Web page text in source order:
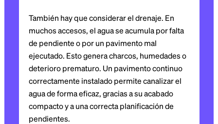
También hay que considerar el drenaje. En
muchos accesos, el agua se acumula por falta
de pendiente o por un pavimento mal
ejecutado. Esto genera charcos, humedades o
deterioro prematuro. Un pavimento continuo
correctamente instalado permite canalizar el
agua de forma eficaz, gracias a su acabado
compacto y a una correcta planificación de
pendientes.